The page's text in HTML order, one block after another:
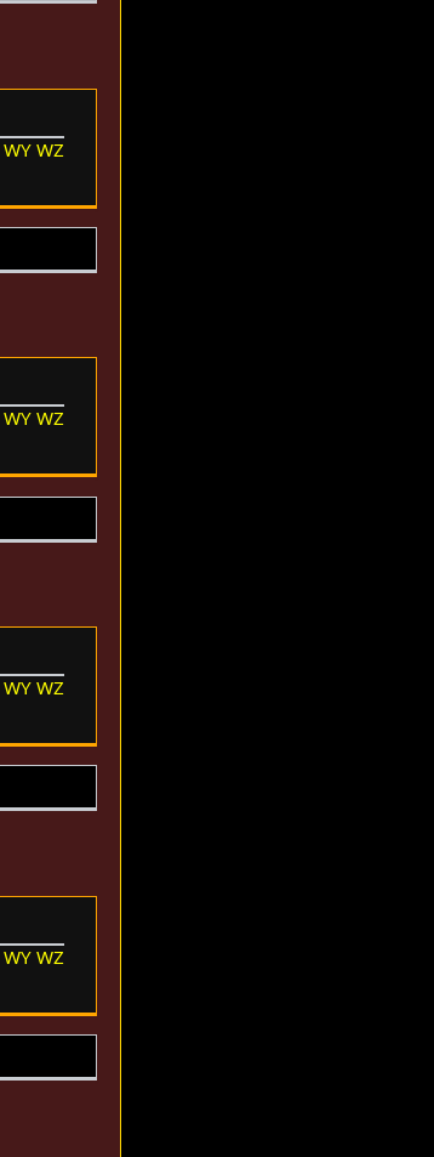
WY WZ
WY WZ
WY WZ
WY WZ